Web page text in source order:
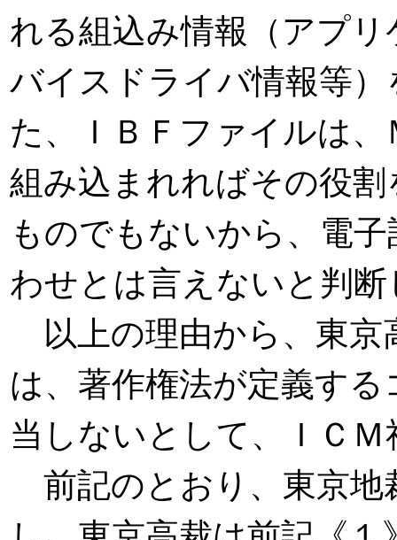
れる組込み情報（アプ
バイスドライバ情報等
た、ＩＢＦファイルは
組み込まれればその役
ものでもないから、電
わせとは言えないと判
以上の理由から、東京
は、著作権法が定義す
当しないとして、ＩＣ
前記のとおり、東京地